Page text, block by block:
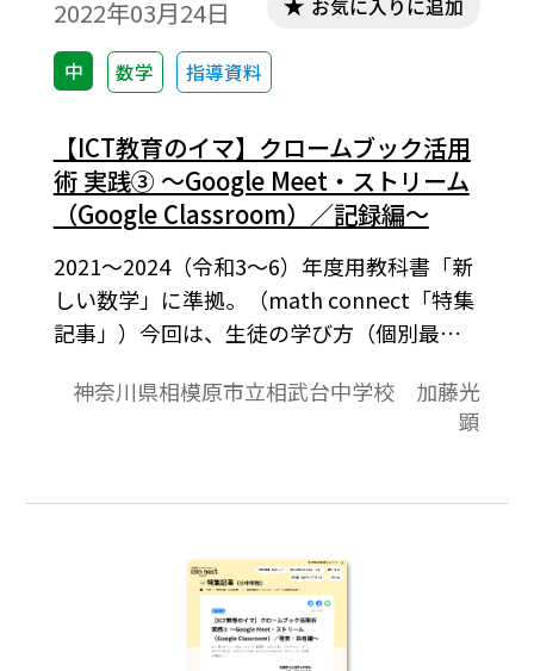
2022年03月24日
中 数学 指導資料
お気に入りに追加
【ICT教育のイマ】クロームブック活用
術 実践③ ～Google Meet・ストリーム
（Google Classroom）／記録編～
2021～2024（令和3～6）年度用教科書「新
しい数学」に準拠。（math connect「特集
記事」）今回は、生徒の学び方（個別最適
す。①課題の解法を動画で記録するから自分
のペースで見直せる。②自分の説明を自分
る。③まとめ
神奈川県相模原市立相武台中学校 加藤光
顕